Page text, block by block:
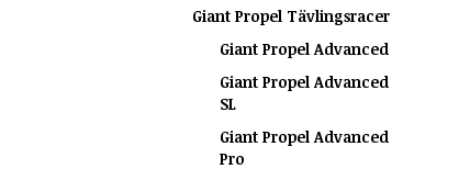
Giant Propel Tävlingsracer
Giant Propel Advanced
Giant Propel Advanced
SL
Giant Propel Advanced
Pro